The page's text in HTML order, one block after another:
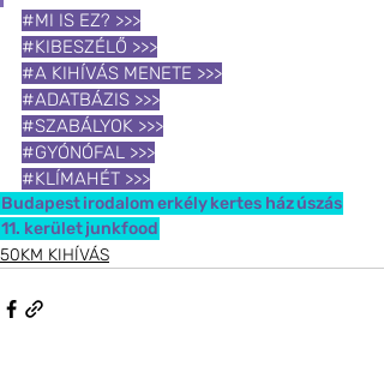
#MI IS EZ? >>>
#KIBESZÉLŐ >>>
#A KIHÍVÁS MENETE >>>
#ADATBÁZIS >>>
#SZABÁLYOK >>>
#GYÓNÓFAL >>>
#KLÍMAHÉT >>>
Budapestirodalomerkélykertes házúszás
11. kerületjunkfood
50KM KIHÍVÁS